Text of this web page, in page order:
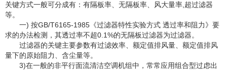
关键方式一般可分成有：有隔板率、无隔板率、风大量率,超过滤器
等。
一) 按GB/T6165-1985《过滤器特性实验方式 透过率和阻力》要
求的办法检测，其透过率不超0.1%的无隔板过滤器为过滤器。
过滤器的关键主要参数有过滤效率、额定值排风量、额定值排风
量下的原始阻力、含尘量等。
3)在一般的非平行面流清洁空调机组中，常常应用组合型过虑出